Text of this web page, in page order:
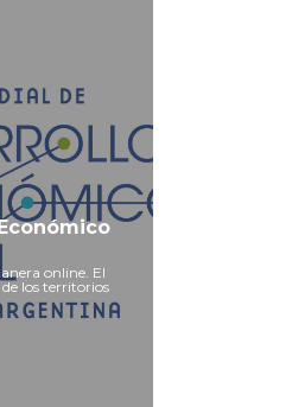
online. El
los territorios